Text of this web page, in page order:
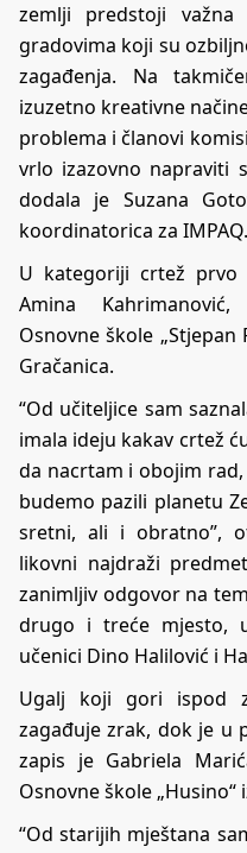
zemlji predstoji
gradovima koji su
zagađenja. Na
izuzetno kreativne
problema i članovi
vrlo izazovno napraviti
dodala je Suzana
koordinatorica za IMPAQ.
U kategoriji crtež prvo
Amina
Osnovne škole „Stjepan
Gračanica.
“Od učiteljice sam
imala ideju kakav crtež
da nacrtam i obojim
budemo pazili planetu
sretni, ali i obratno”,
likovni najdraži
zanimljiv odgovor na
drugo i treće mjesto,
učenici Dino Halilović i
Ugalj koji gori ispod
zagađuje zrak, dok je u
zapis je Gabriela
Osnovne škole „Husino“
“Od starijih mještana